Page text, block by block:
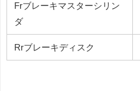
Frブレーキマスターシリン
ダ
Rrブレーキディスク